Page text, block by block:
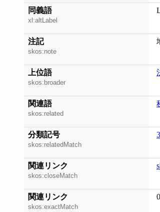
同義語
xl:altLabel
注記
skos:note
上位語
skos:broader
関連語
skos:related
分類記号
skos:relatedMatch
関連リンク
skos:closeMatch
関連リンク
skos:exactMatch